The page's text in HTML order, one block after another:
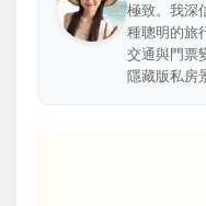
極致。我深
種聰明的旅
交通與門票
隱藏版私房